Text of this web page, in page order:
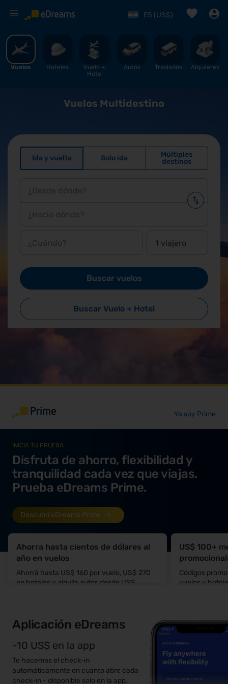
ES (US$)
%
Vuelos Hoteles
Vuelo +
Hotel
Autos Traslados Alquileres
Vuelos Multidestino
Ida y vuelta Solo ida
Múltiples
destinos
Buscar vuelos
Buscar Vuelo + Hotel
Ya soy Prime
INICIA TU PRUEBA
Disfruta de ahorro, flexibilidad y
tranquilidad cada vez que viajas.
Prueba eDreams Prime.
Descubrí eDreams Prime
Ahorra hasta cientos de dólares al
año en vuelos
Ahorrá hasta US$ 160 por vuelo, US$ 270
en hoteles y alquila autos desde US$
US$ 100+
Códigos
vuelos y
Aplicación eDreams
-10 US$ en la app
Te hacemos el check-in
automáticamente en cuanto abre cada
check-in - disponible solo en la app.